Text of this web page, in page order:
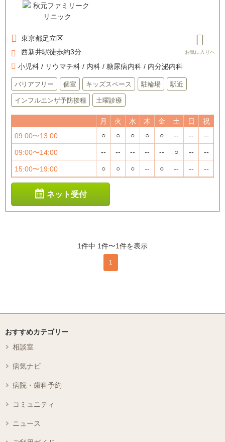
東京都足立区
西新井駅徒歩約3分
小児科 / リウマチ科 / 内科 / 糖尿病内科 / 内分泌内科
バリアフリー 個室 キッズスペース 駐輪場 駅近
インフルエンザ予防接種 土曜診療
月 火 水 木 金 土 日
祝
09:00〜13:00
○ ○ ○ ○ ○ -- -- --
09:00〜14:00 -- -- -- -- -- ○ -- --
15:00〜19:00 ○ ○ ○ -- ○ -- -- --
ネット受付
1件中 1件〜1件を表示
1
おすすめカテゴリー
相談室
病気ナビ
病院・歯科予約
コミュニティ
ニュース